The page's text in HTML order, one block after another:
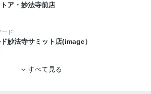
ア・妙法寺前店
ード
妙法寺サミット店(image）
すべて見る